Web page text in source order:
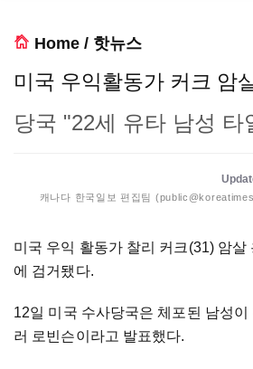
Home / 핫뉴스
미국 우익활동가 커크 암
당국 "22세 유타 남성 타
캐나다 한국일보 편집팀
미국 우익 활동가 찰리 커크(31) 암살
에 검거됐다.
12일 미국 수사당국은 체포된 남성이
러 로빈슨이라고 발표했다.